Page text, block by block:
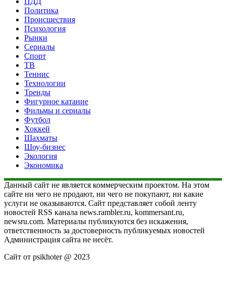
Политика
Происшествия
Психология
Рынки
Сериалы
Спорт
ТВ
Теннис
Технологии
Тренды
Фигурное катание
Фильмы и сериалы
Футбол
Хоккей
Шахматы
Шоу-бизнес
Экология
Экономика
Данный сайт не является коммерческим проектом. На этом
сайте ни чего не продают, ни чего не покупают, ни какие
услуги не оказываются. Сайт представляет собой ленту
новостей RSS канала news.rambler.ru, kommersant.ru,
newsru.com. Материалы публикуются без искажения,
ответственность за достоверность публикуемых новостей
Администрация сайта не несёт.
Сайт от psikhoter @ 2023